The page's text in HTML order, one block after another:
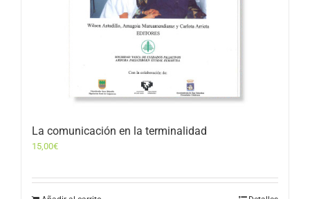
La comunicación en la terminalidad
15,00€